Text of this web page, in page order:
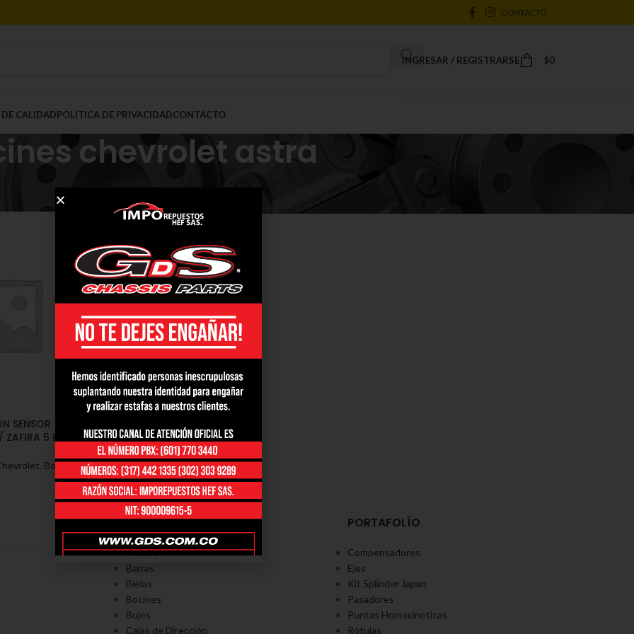
CONTACTO
INGRESAR / REGISTRARSE $0
CALIDADPOLÍTICA DE PRIVACIDADCONTACTO
chevrolet astra
SENSOR
ZAFIRA 5 PERNOS
Bocines
PORTAFOLÍO
Axiales
Barras
Bielas
Bocines
Bujes
Cajas de Dirección
PORTAFOLÍO
Compensadores
Ejes
Kit Splinder Japan
Pasadores
Puntas Homocineticas
Rótulas